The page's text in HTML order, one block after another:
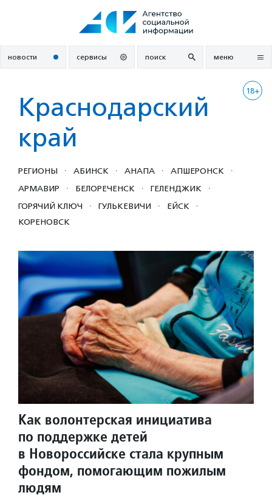
новости сервисы поиск меню
18+
Краснодарский
край
РЕГИОНЫ · АБИНСК · АНАПА · АПШЕРОНСК ·
АРМАВИР · БЕЛОРЕЧЕНСК · ГЕЛЕНДЖИК ·
ГОРЯЧИЙ КЛЮЧ · ГУЛЬКЕВИЧИ · ЕЙСК ·
КОРЕНОВСК
Как волонтерская инициатива
по поддержке детей
в Новороссийске стала крупным
фондом, помогающим пожилым
людям